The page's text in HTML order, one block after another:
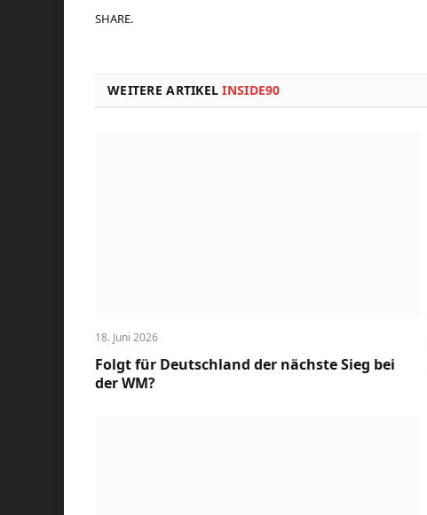
SHARE.
WEITERE ARTIKELINSIDE90
18. Juni 2026
Folgt für Deutschland der nächste Sieg bei
der WM?